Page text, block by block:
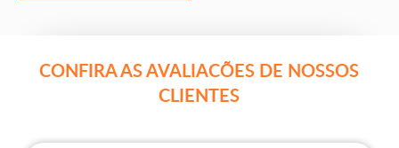
CONFIRA AS AVALIACÕES DE NOSSOS
CLIENTES